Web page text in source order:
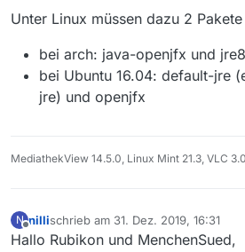
https://forum.mediathekview.de/
Aber auch unter Java 8 erscheint
nils@X220x:~$ sudo
Es gibt 2
Drücken Sie die
Das im Post oben erwähnte file ./
Danke !
Unter Linux müssen dazu 2
bei arch: java-openjfx und
bei Ubuntu 16.04: default-jre
jre) und openjfx
MediathekView 14.5.0, Linux Mint 21.3, VLC
N
Offline
nillischrieb am 31. Dez. 2019, 16:31
zuletzt editiert von
Hallo Rubikon und MenchenSued,